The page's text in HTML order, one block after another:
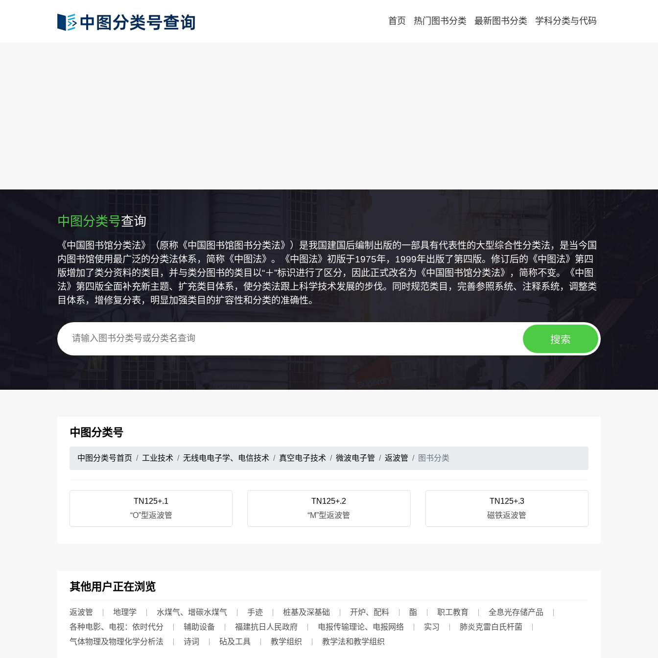
首页 热门图书分类 最新图书分类 学科分类与代码
中图分类号查询
《中国图书馆分类法》（原称《中国图书馆图书分类法》）是我国建国后编制出版的一部具有代表性的大型综合性分类法，是当今国
内图书馆使用最广泛的分类法体系，简称《中图法》。《中图法》初版于1975年，1999年出版了第四版。修订后的《中图法》第四
版增加了类分资料的类目，并与类分图书的类目以“＋”标识进行了区分，因此正式改名为《中国图书馆分类法》，简称不变。《中图
法》第四版全面补充新主题、扩充类目体系，使分类法跟上科学技术发展的步伐。同时规范类目，完善参照系统、注释系统，调整类
目体系，增修复分表，明显加强类目的扩容性和分类的准确性。
中图分类号
中图分类号首页 工业技术 无线电电子学、电信技术 真空电子技术 微波电子管 返波管 图书分类
TN125+.1
“O”型返波管
TN125+.2
“M”型返波管
TN125+.3
磁铁返波管
其他用户正在浏览
返波管 地理学 水煤气、增碳水煤气 手迹 桩基及深基础 开炉、配料 酯 职工教育
全息光存储产品
各种电影、电视：依时代分
辅助设备 福建抗日人民政府 电报传输理论、电报网络 实习
肺炎克雷白氏杆菌
气体物理及物理化学分析法
诗词 砧及工具 教学组织 教学法和教学组织